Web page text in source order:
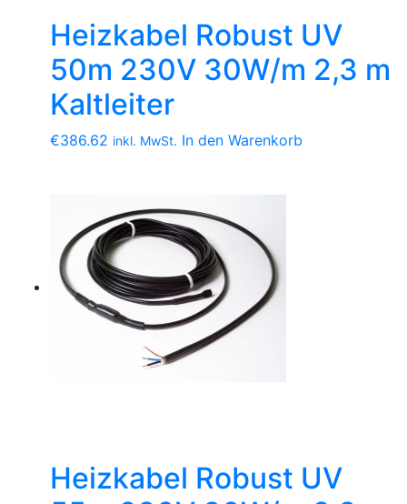
Heizkabel Robust UV
50m 230V 30W/m 2,3 m
Kaltleiter
€386.62 inkl. MwSt. In den Warenkorb
Heizkabel Robust UV